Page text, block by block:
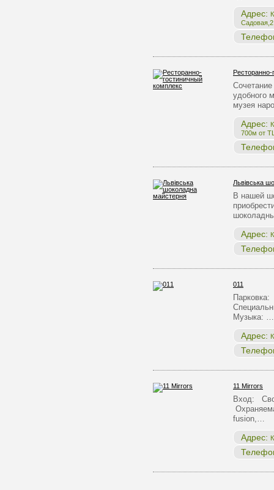
Адрес:
удобного
музея
Адрес:
700м от
Львівська
В нашей
Адрес:
011
Музыка: …
Адрес:
11 Mirrors
Вход:
fusion,…
Адрес: